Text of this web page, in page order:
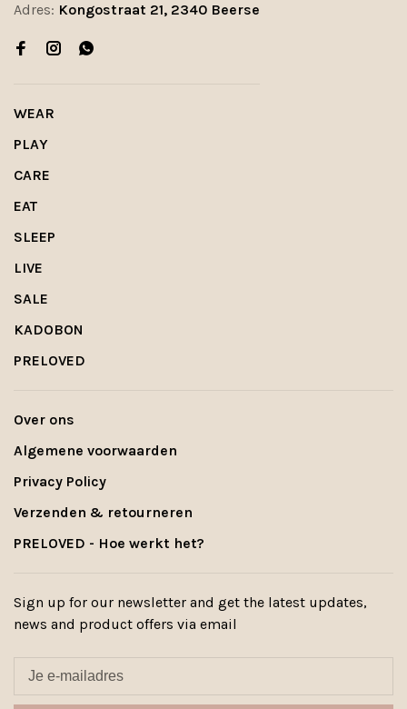
Adres: Kongostraat 21, 2340 Beerse
WEAR
PLAY
CARE
EAT
SLEEP
LIVE
SALE
KADOBON
PRELOVED
Over ons
Algemene voorwaarden
Privacy Policy
Verzenden & retourneren
PRELOVED - Hoe werkt het?
Sign up for our newsletter and get the latest updates,
news and product offers via email